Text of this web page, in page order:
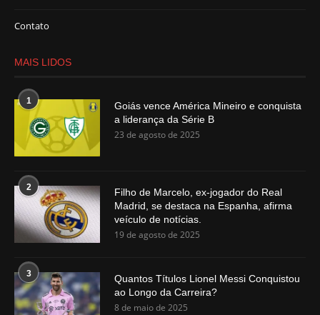
Contato
MAIS LIDOS
1
Goiás vence América Mineiro e conquista
a liderança da Série B
23 de agosto de 2025
2
Filho de Marcelo, ex-jogador do Real
Madrid, se destaca na Espanha, afirma
veículo de notícias.
19 de agosto de 2025
3
Quantos Títulos Lionel Messi Conquistou
ao Longo da Carreira?
8 de maio de 2025